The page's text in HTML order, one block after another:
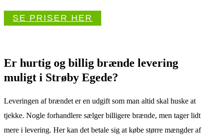
SE PRISER HER
Er hurtig og billig brænde levering
muligt i Strøby Egede?
Leveringen af brændet er en udgift som man altid skal huske at
tjekke. Nogle forhandlere sælger billigere brænde, men tager lidt
mere i levering. Her kan det betale sig at købe større mængder af